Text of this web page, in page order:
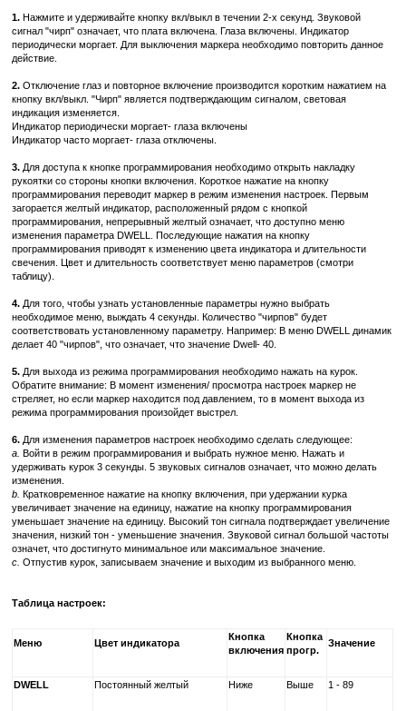
1. Нажмите и удерживайте кнопку вкл/выкл в течении 2-х секунд. Звуковой
сигнал "чирп" означает, что плата включена. Глаза включены. Индикатор
периодически моргает. Для выключения маркера необходимо повторить данное
действие.
2. Отключение глаз и повторное включение производится коротким нажатием на
кнопку вкл/выкл. "Чирп" является подтверждающим сигналом, световая
индикация изменяется.
Индикатор периодически моргает- глаза включены
Индикатор часто моргает- глаза отключены.
3. Для доступа к кнопке программирования необходимо открыть накладку
рукоятки со стороны кнопки включения. Короткое нажатие на кнопку
программирования переводит маркер в режим изменения настроек. Первым
загорается желтый индикатор, расположенный рядом с кнопкой
программирования, непрерывный желтый означает, что доступно меню
изменения параметра DWELL. Последующие нажатия на кнопку
программирования приводят к изменению цвета индикатора и длительности
свечения. Цвет и длительность соответствует меню параметров (смотри
таблицу).
4. Для того, чтобы узнать установленные параметры нужно выбрать
необходимое меню, выждать 4 секунды. Количество "чирпов" будет
соответствовать установленному параметру. Например: В меню DWELL динамик
делает 40 "чирпов", что означает, что значение Dwell- 40.
5. Для выхода из режима программирования необходимо нажать на курок.
Обратите внимание: В момент изменения/ просмотра настроек маркер не
стреляет, но если маркер находится под давлением, то в момент выхода из
режима программирования произойдет выстрел.
6. Для изменения параметров настроек необходимо сделать следующее:
a.
Войти в режим программирования и выбрать нужное меню. Нажать и
удерживать курок 3 секунды. 5 звуковых сигналов означает, что можно делать
изменения.
b.
Кратковременное нажатие на кнопку включения, при удержании курка
увеличивает значение на единицу, нажатие на кнопку программирования
уменьшает значение на единицу. Высокий тон сигнала подтверждает увеличение
значения, низкий тон - уменьшение значения. Звуковой сигнал большой частоты
означет, что достигнуто минимальное или максимальное значение.
c. Отпустив курок, записываем значение и выходим из выбранного меню.
Таблица настроек:
Меню Цвет индикатора
Кнопка
включения
Кнопка
прогр.
Значение
DWELL Постоянный желтый Ниже Выше 1 - 89